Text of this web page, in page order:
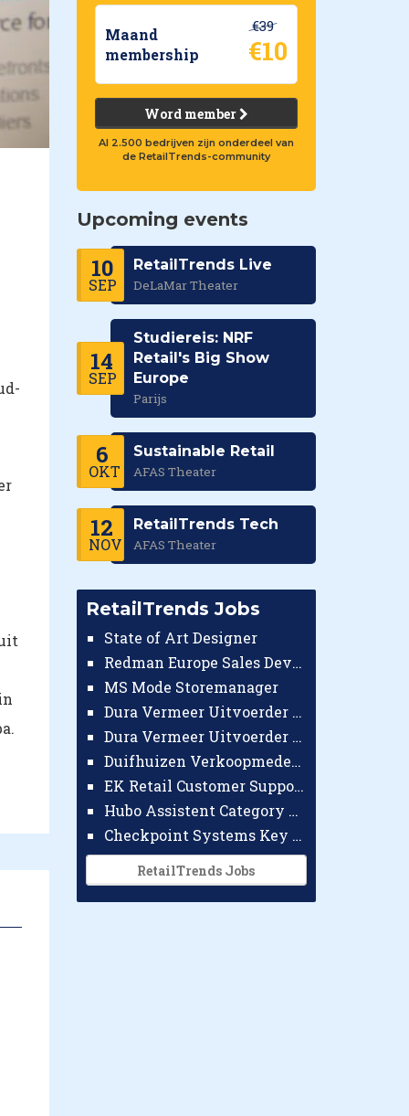
Maand
membership
€39
€10
Word member
Al 2.500 bedrijven zijn onderdeel van
de RetailTrends-community
Upcoming events
10
SEP
RetailTrends Live
DeLaMar Theater
14
SEP
Studiereis: NRF
Retail's Big Show
Europe
Parijs
6
OKT
Sustainable Retail
AFAS Theater
12
NOV
RetailTrends Tech
AFAS Theater
RetailTrends Jobs
State of Art Designer
Redman Europe Sales Developer (Europe)
MS Mode Storemanager
Dura Vermeer Uitvoerder GWW Amsterdam
Dura Vermeer Uitvoerder Civiel Nijmegen
Duifhuizen Verkoopmedewerker Ridderkerk
EK Retail Customer Support Omnichannel
Hubo Assistent Category Manager
Checkpoint Systems Key Accountmanager Benelux
RetailTrends Jobs